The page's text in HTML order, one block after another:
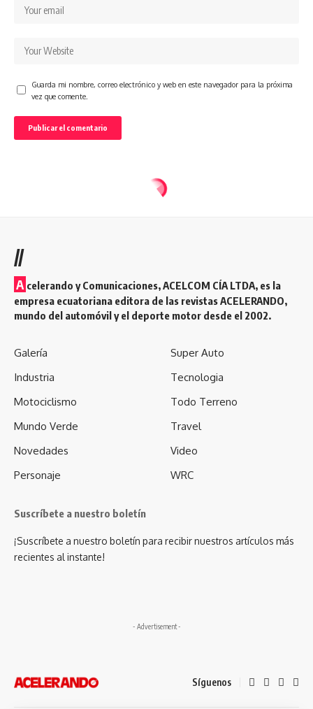
Guarda mi nombre, correo electrónico y web en este navegador para la próxima
vez que comente.
//
A celerando y Comunicaciones, ACELCOM CÍA LTDA, es la
empresa ecuatoriana editora de las revistas ACELERANDO,
mundo del automóvil y el deporte motor desde el 2002.
Galería
Industria
Motociclismo
Mundo Verde
Novedades
Personaje
Super Auto
Tecnologia
Todo Terreno
Travel
Video
WRC
Suscríbete a nuestro boletín
¡Suscríbete a nuestro boletín para recibir nuestros artículos más
recientes al instante!
- Advertisement -
Síguenos